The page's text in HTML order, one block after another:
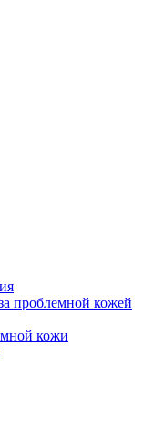
проблемной кожей
кожи